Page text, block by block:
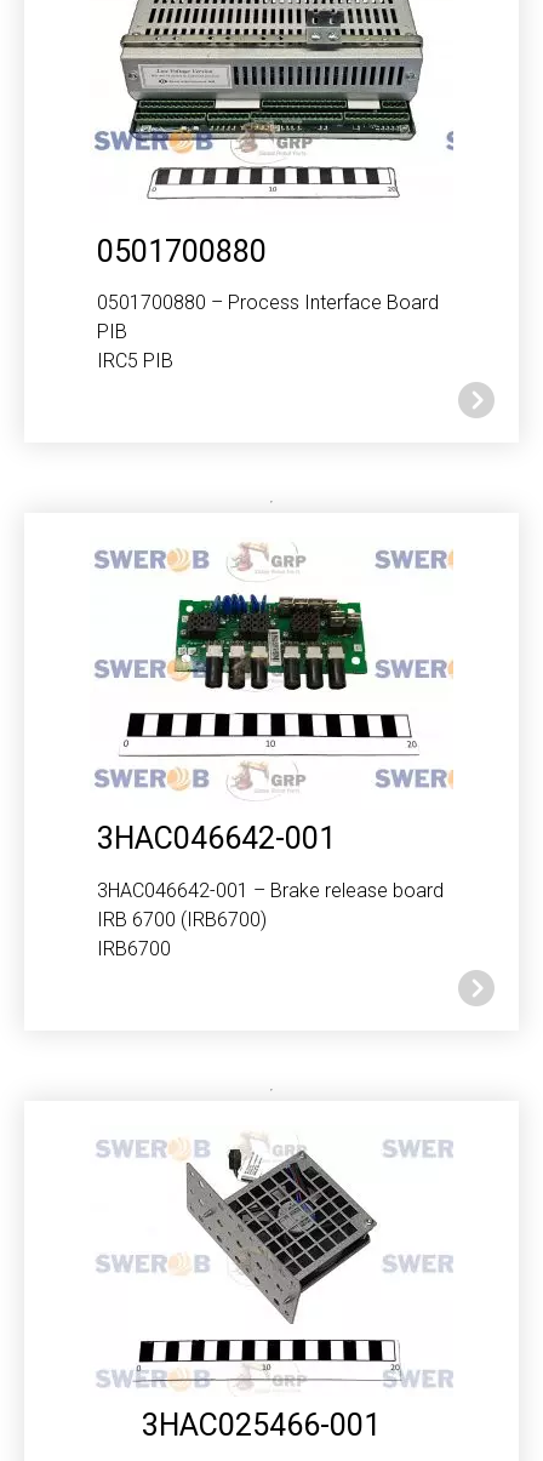
0501700880
0501700880 – Process Interface Board
PIB
IRC5 PIB
3HAC046642-001
3HAC046642-001 – Brake release board
IRB 6700 (IRB6700)
IRB6700
3HAC025466-001